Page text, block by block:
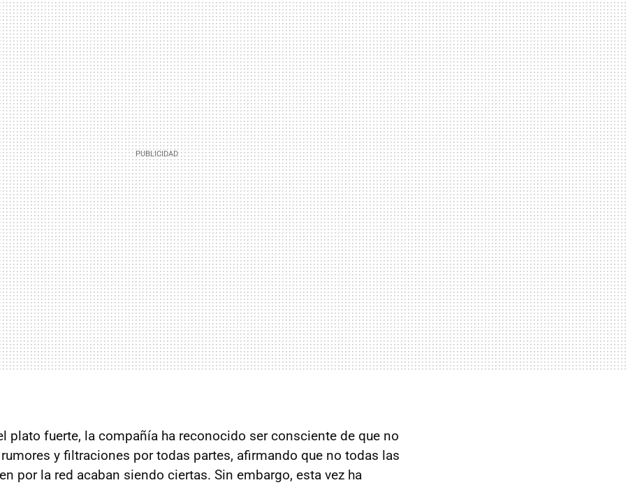
plato fuerte, la compañía ha reconocido ser consciente de que no
y filtraciones por todas partes, afirmando que no todas las
por la red acaban siendo ciertas. Sin embargo, esta vez ha